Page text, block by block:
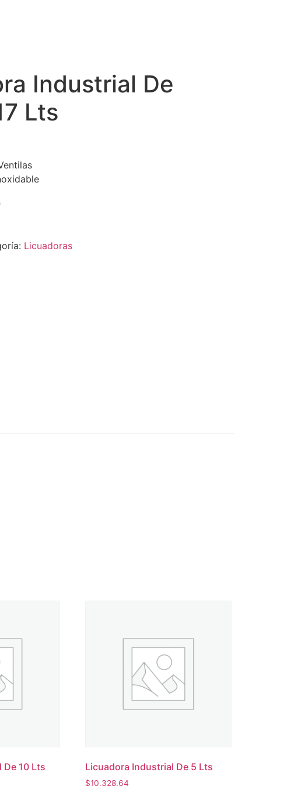
Industrial De
Lts
Licuadoras
10 Lts Licuadora Industrial De 5 Lts
$10,328.64